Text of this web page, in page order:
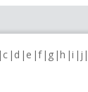
c d e f g h i j